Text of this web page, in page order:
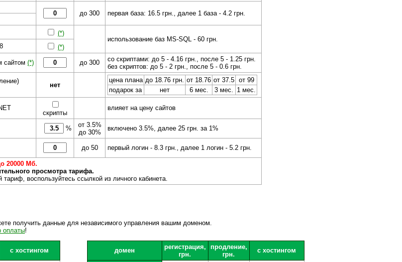
до 300
первая база: 16.5 грн., далее 1 база - 4.2 грн.
(*)
использование баз MS-SQL - 60 грн.
(*)
сайтом (*) до 300
со скриптами: до 5 - 4.16 грн., после 5 - 1.25 грн.
без скриптов: до 5 - 2 грн., после 5 - 0.6 грн.
нет
цена плана до 18.76 грн. от 18.76 от 37.5 от 99
подарок за
нет 6 мес. 3 мес. 1 мес.
скрипты
влияет на цену сайтов
%
от 3.5%
до 30%
включено 3.5%, далее 25 грн. за 1%
до 50 первый логин - 8.3 грн., далее 1 логин - 5.2 грн.
20000 Мб.
просмотра тарифа.
воспользуйтесь ссылкой из личного кабинета.
получить данные для независимого управления вашим доменом.
оплаты!
с хостингом домен
регистрация,
грн.
продление,
грн.
с хостингом